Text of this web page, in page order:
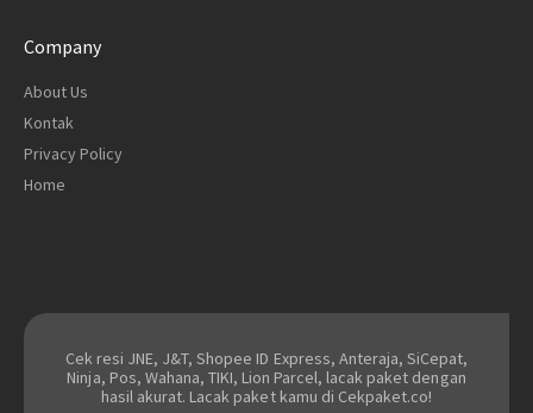
Company
About Us
Kontak
Privacy Policy
Home
Cek resi JNE, J&T, Shopee ID Express, Anteraja, SiCepat,
Ninja, Pos, Wahana, TIKI, Lion Parcel, lacak paket dengan
hasil akurat. Lacak paket kamu di Cekpaket.co!